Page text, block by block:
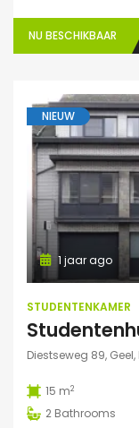
NU BESCHIKBAAR
NIEUW
1 jaar ago
STUDENTENKAMER
Diestseweg 89,
15 m2
2 Bathrooms